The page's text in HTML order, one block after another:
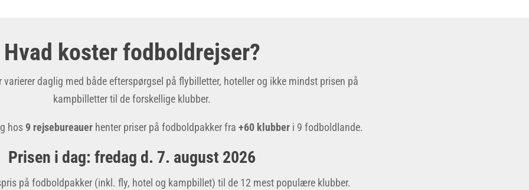
Hvad koster fodboldrejser?
varierer daglig med både efterspørgsel på flybilletter, hoteller og ikke mindst prisen på
kampbilletter til de forskellige klubber.
hos9 rejsebureauerhenter priser på fodboldpakker fra +60 klubberi 9 fodboldlande.
Prisen i dag: fredag d. 7. august 2026
på fodboldpakker (inkl. fly, hotel og kampbillet) til de 12 mest populære klubber.